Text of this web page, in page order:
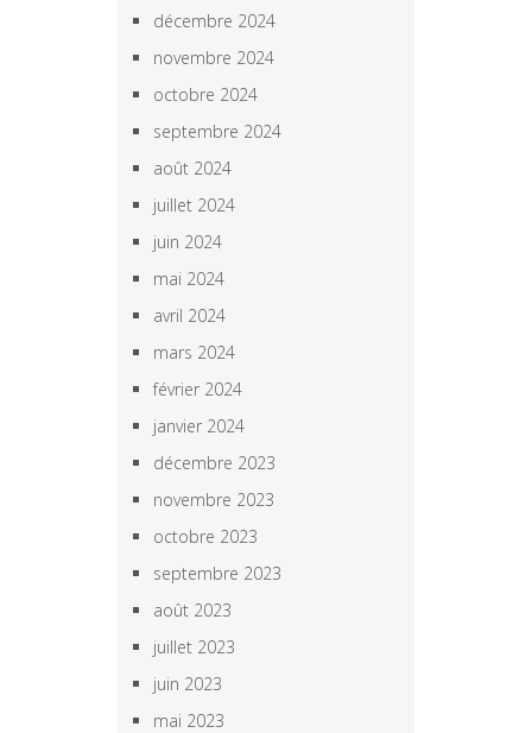
décembre 2024
novembre 2024
octobre 2024
septembre 2024
août 2024
juillet 2024
juin 2024
mai 2024
avril 2024
mars 2024
février 2024
janvier 2024
décembre 2023
novembre 2023
octobre 2023
septembre 2023
août 2023
juillet 2023
juin 2023
mai 2023